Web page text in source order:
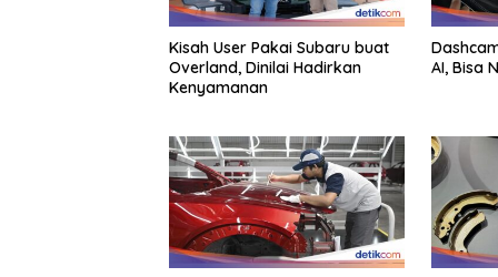
Kisah User Pakai Subaru buat
Overland, Dinilai Hadirkan
Kenyamanan
AI, Bisa